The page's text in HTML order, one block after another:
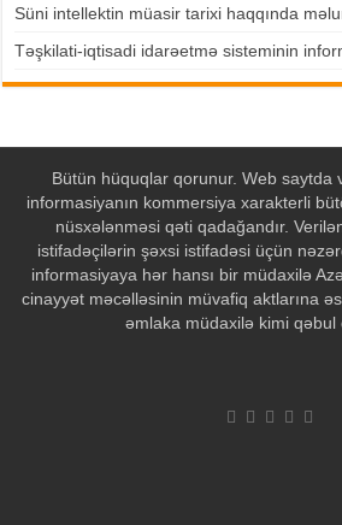
Süni intellektin müasir tarixi haqqında
Təşkilati-iqtisadi idarəetmə sisteminin
Bütün hüquqlar qorunur. Web saytda
informasiyanın kommersiya xarakterli
nüsxələnməsi qəti qadağandır.
istifadəçilərin şəxsi istifadəsi üçün
informasiyaya hər hansı bir müdaxilə
cinayyət məcəlləsinin müvafiq aktlarına
əmlaka müdaxilə kimi qəbul